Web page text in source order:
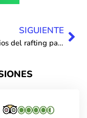
SIGUIENTE
Beneficios del rafting para el cuerpo y la mente.